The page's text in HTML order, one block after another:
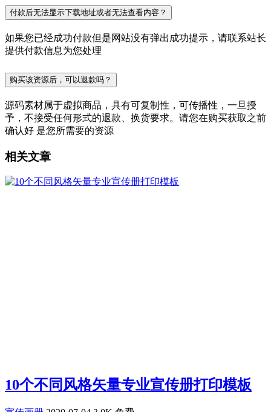
付款后无法显示下载地址或者无法查看内容？
如果您已经成功付款但是网站没有弹出成功提示，请联系站长
提供付款信息为您处理
购买该资源后，可以退款吗？
源码素材属于虚拟商品，具有可复制性，可传播性，一旦授
予，不接受任何形式的退款、换货要求。请您在购买获取之前
确认好 是您所需要的资源
相关文章
10个不同风格矢量专业宣传册打印模板